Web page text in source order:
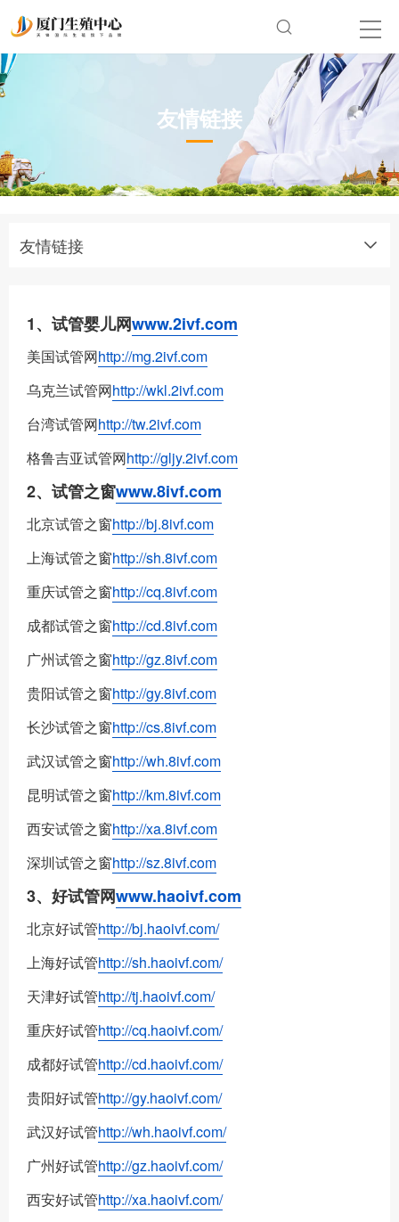
友情链接
友情链接
1、试管婴儿网www.2ivf.com
美国试管网http://mg.2ivf.com
乌克兰试管网http://wkl.2ivf.com
台湾试管网http://tw.2ivf.com
格鲁吉亚试管网http://gljy.2ivf.com
2、试管之窗www.8ivf.com
北京试管之窗http://bj.8ivf.com
上海试管之窗http://sh.8ivf.com
重庆试管之窗http://cq.8ivf.com
成都试管之窗http://cd.8ivf.com
广州试管之窗http://gz.8ivf.com
贵阳试管之窗http://gy.8ivf.com
长沙试管之窗http://cs.8ivf.com
武汉试管之窗http://wh.8ivf.com
昆明试管之窗http://km.8ivf.com
西安试管之窗http://xa.8ivf.com
深圳试管之窗http://sz.8ivf.com
3、好试管网www.haoivf.com
北京好试管http://bj.haoivf.com/
上海好试管http://sh.haoivf.com/
天津好试管http://tj.haoivf.com/
重庆好试管http://cq.haoivf.com/
成都好试管http://cd.haoivf.com/
贵阳好试管http://gy.haoivf.com/
武汉好试管http://wh.haoivf.com/
广州好试管http://gz.haoivf.com/
西安好试管http://xa.haoivf.com/